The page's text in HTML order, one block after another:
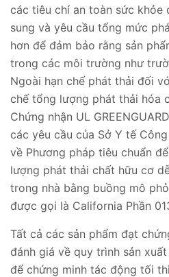
các tiêu chí an toàn sức khỏe
sung và yêu cầu tổng mức
hơn để đảm bảo rằng sản
trong các môi trường như
Ngoài hạn chế phát thải đối
chế tổng lượng phát thải hóa
Chứng nhận UL
các yêu cầu của Sở Y tế
về Phương pháp tiêu chuẩn
lượng phát thải chất hữu cơ
trong nhà bằng buồng mô
được gọi là California Phần
Tất cả các sản phẩm đạt
đánh giá về quy trình sản
để chứng minh tác động tối